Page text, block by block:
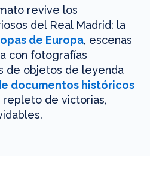
revive los
del Real Madrid: la
de Europa, escenas
con fotografías
de objetos de leyenda
documentos históricos
repleto de victorias,